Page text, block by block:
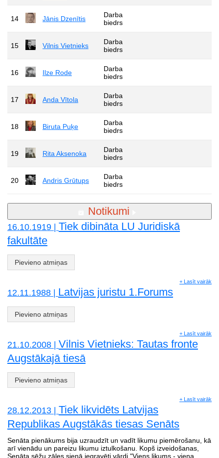
14 Jānis Dzenītis
Darba
biedrs
15 Vilnis Vietnieks
Darba
biedrs
16 Ilze Rode
Darba
biedrs
17 Anda Vītola
Darba
biedrs
18 Biruta Puķe
Darba
biedrs
19 Rita Aksenoka
Darba
biedrs
20 Andris Grūtups
Darba
biedrs
Notikumi
16.10.1919 | Tiek dibināta LU Juridiskā
fakultāte
Pievieno atmiņas
+ Lasīt vairāk
12.11.1988 | Latvijas juristu 1.Forums
Pievieno atmiņas
+ Lasīt vairāk
21.10.2008 | Vilnis Vietnieks: Tautas fronte
Augstākajā tiesā
Pievieno atmiņas
+ Lasīt vairāk
28.12.2013 | Tiek likvidēts Latvijas
Republikas Augstākās tiesas Senāts
Senāta pienākums bija uzraudzīt un vadīt likumu piemērošanu, kā
arī vienādu un pareizu likumu iztulkošanu. Kopš izveidošanas,
Senāta sēžu zāles sienā iegravēti vārdi "Viens likums - viena